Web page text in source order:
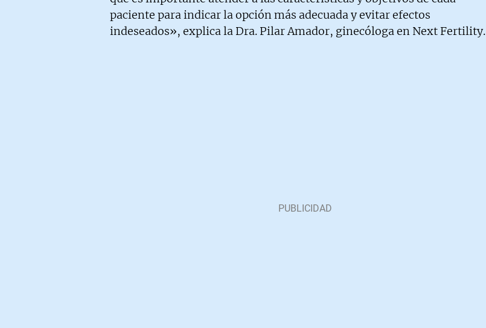
paciente para indicar la opción más adecuada y evitar efectos
indeseados», explica la Dra. Pilar Amador, ginecóloga en Next Fertility.